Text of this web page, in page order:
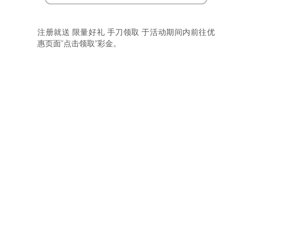
注册就送 限量好礼 手刀领取 于活动期间内前往优
惠页面”点击领取”彩金。